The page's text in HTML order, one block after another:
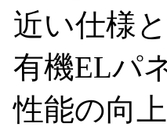
近い仕様
有機ELパ
性能の向